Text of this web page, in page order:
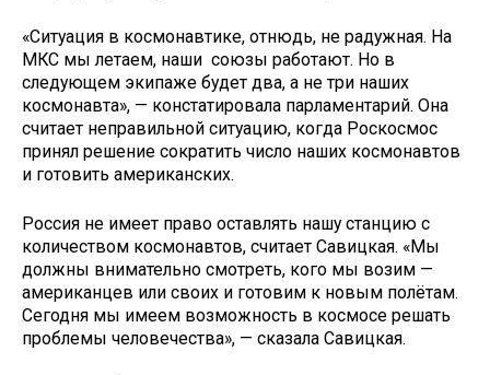
«Ситуация в космонавтике, отнюдь, не радужная. На
МКС мы летаем, наши союзы работают. Но в
следующем экипаже будет два, а не три наших
космонавта», — констатировала парламентарий. Она
считает неправильной ситуацию, когда Роскосмос
принял решение сократить число наших космонавтов
и готовить американских.
Россия не имеет право оставлять нашу станцию с
количеством космонавтов, считает Савицкая. «Мы
должны внимательно смотреть, кого мы возим —
американцев или своих и готовим к новым полётам.
Сегодня мы имеем возможность в космосе решать
проблемы человечества», — сказала Савицкая.